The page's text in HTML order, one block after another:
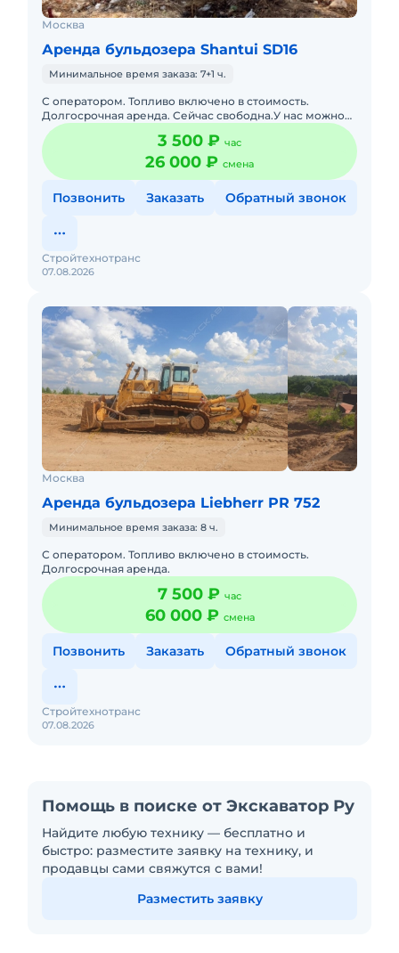
Москва
Аренда бульдозера Shantui SD16
Минимальное время заказа: 7+1 ч.
С оператором. Топливо включено в стоимость.
Долгосрочная аренда. Сейчас свободна.У нас можно
взять бульдозер в аренду недорого. Общего,
специального и многоцеле
3 500 ₽ час
26 000 ₽ смена
Позвонить Заказать Обратный звонок
07.08.2026
Стройтехнотранс
Москва
Аренда бульдозера Liebherr PR 752
Минимальное время заказа: 8 ч.
С оператором. Топливо включено в стоимость.
Долгосрочная аренда.
7 500 ₽ час
60 000 ₽ смена
Позвонить Заказать Обратный звонок
07.08.2026
Стройтехнотранс
Помощь в поиске от Экскаватор Ру
Найдите любую технику — бесплатно и
быстро: разместите заявку на технику, и
продавцы сами свяжутся с вами!
Разместить заявку